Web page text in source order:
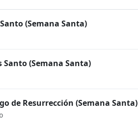
(Semana Santa)
Santo (Semana Santa)
de Resurrección (Semana Santa)